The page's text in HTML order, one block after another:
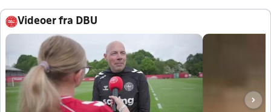
Videoer fra DBU